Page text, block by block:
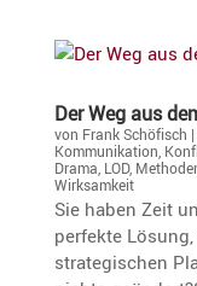
Der Weg aus
von Frank Schöfisch |
Kommunikation
Drama LOD,
Wirksamkeit
Sie haben Zeit
perfekte
strategischen